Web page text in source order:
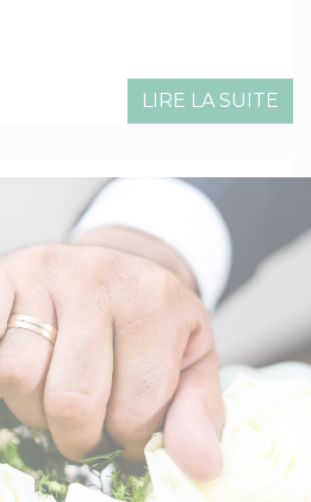
LIRE LA SUITE